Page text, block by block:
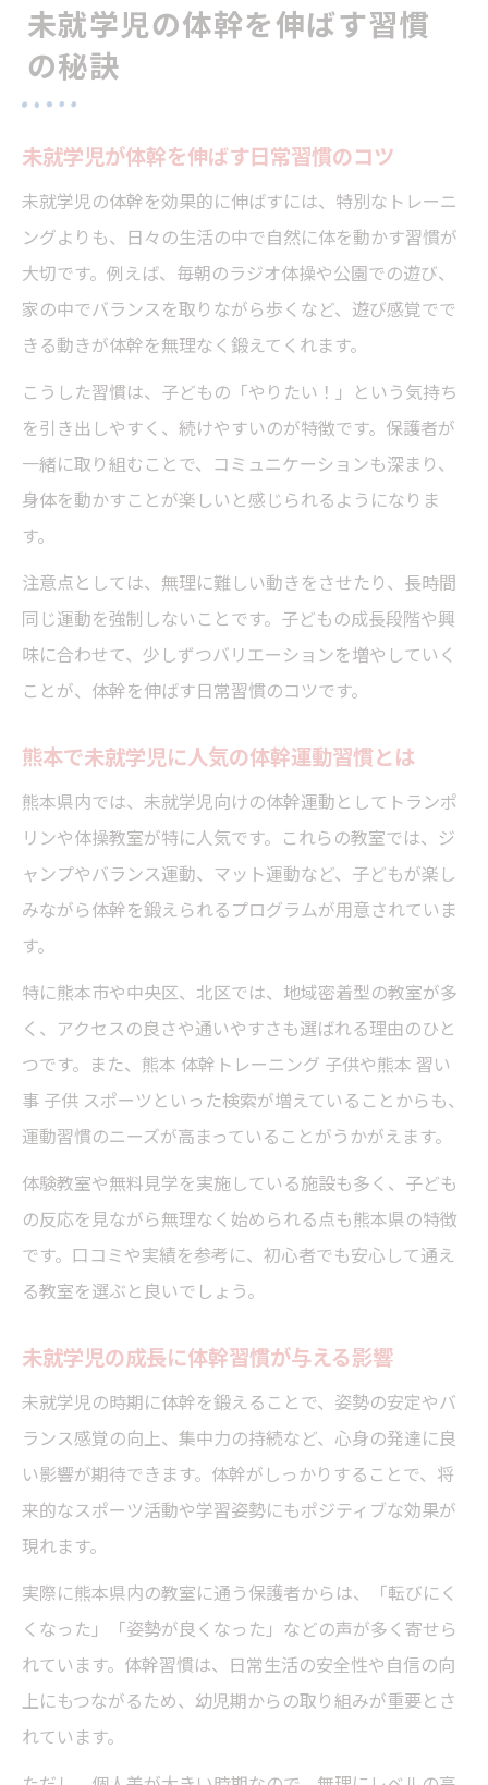
遊び感覚で身につく体幹トレーニング法
未就学児が遊びで学ぶ体幹トレーニング法
未就学児に効果的な遊び型体幹トレーニン
未就学児の体幹づくりに遊びが重要な理由
体幹強化に最適な運動の始め方とは
未就学児の体幹強化はいつから始めるべき
か
未就学児に適した体幹運動のスタート方法
体幹強化を未就学児が無理なく始めるコツ
未就学児の体幹運動は段階的な導入が大切
熊本県で未就学児の成長を支える選択肢
熊本で未就学児が通える体幹教室の選び方
未就学児向け体幹運動の熊本での展開状況
熊本の体幹プログラムが未就学児に与える
未就学児に通いやすい熊本の体幹教室の特
徴
遊びを取り入れた未就学児向け体幹強化方
法
未就学児の体幹強化を家族で楽しむポイン
ト
運動習慣が未就学児の集中力につながる理由
未就学児の運動習慣が集中力を高める仕組
み
ト
未就学児の体幹と集中力の関係性を解説
未就学児の運動習慣が学びに活きる理由
体幹強化が未就学児の生活に与える影響
未就学児の体幹を伸ばす習慣
の秘訣
未就学児が体幹を伸ばす日常習慣のコツ
未就学児の体幹を効果的に伸ばすには、特別なトレーニ
ングよりも、日々の生活の中で自然に体を動かす習慣が
大切です。例えば、毎朝のラジオ体操や公園での遊び、
家の中でバランスを取りながら歩くなど、遊び感覚でで
きる動きが体幹を無理なく鍛えてくれます。
こうした習慣は、子どもの「やりたい！」という気持ち
を引き出しやすく、続けやすいのが特徴です。保護者が
一緒に取り組むことで、コミュニケーションも深まり、
身体を動かすことが楽しいと感じられるようになりま
す。
注意点としては、無理に難しい動きをさせたり、長時間
同じ運動を強制しないことです。子どもの成長段階や興
味に合わせて、少しずつバリエーションを増やしていく
ことが、体幹を伸ばす日常習慣のコツです。
熊本で未就学児に人気の体幹運動習慣とは
熊本県内では、未就学児向けの体幹運動としてトランポ
リンや体操教室が特に人気です。これらの教室では、ジ
ャンプやバランス運動、マット運動など、子どもが楽し
みながら体幹を鍛えられるプログラムが用意されていま
す。
特に熊本市や中央区、北区では、地域密着型の教室が多
く、アクセスの良さや通いやすさも選ばれる理由のひと
つです。また、熊本 体幹トレーニング 子供や熊本 習い
事 子供 スポーツといった検索が増えていることからも、
運動習慣のニーズが高まっていることがうかがえます。
体験教室や無料見学を実施している施設も多く、子ども
の反応を見ながら無理なく始められる点も熊本県の特徴
です。口コミや実績を参考に、初心者でも安心して通え
る教室を選ぶと良いでしょう。
未就学児の成長に体幹習慣が与える影響
未就学児の時期に体幹を鍛えることで、姿勢の安定やバ
ランス感覚の向上、集中力の持続など、心身の発達に良
い影響が期待できます。体幹がしっかりすることで、将
来的なスポーツ活動や学習姿勢にもポジティブな効果が
現れます。
実際に熊本県内の教室に通う保護者からは、「転びにく
くなった」「姿勢が良くなった」などの声が多く寄せら
れています。体幹習慣は、日常生活の安全性や自信の向
上にもつながるため、幼児期からの取り組みが重要とさ
れています。